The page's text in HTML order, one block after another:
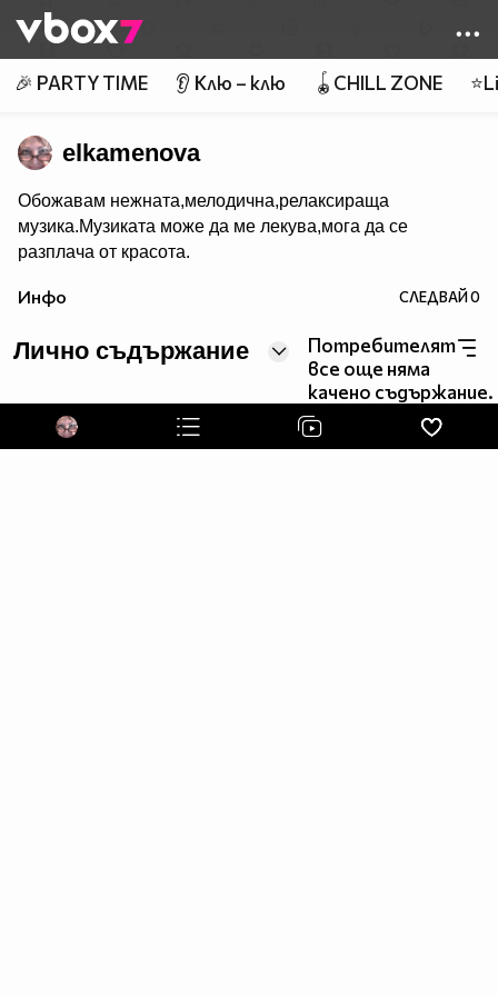
👾
🎉 PARTY TIME 👂 Клю – клю 🪀CHILL ZONE
elkamenova
Обожавам нежната,мелодична,релаксираща
музика.Музиката може да ме лекува,мога да се
разплача от красота.
Инфо СЛЕДВАЙ0
Лично съдържание
Потребителят
все още няма
качено съдържание.